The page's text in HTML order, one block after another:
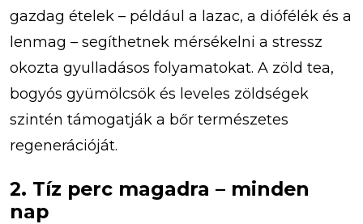
gazdag ételek – például a lazac, a diófélék és a
lenmag – segíthetnek mérsékelni a stressz
okozta gyulladásos folyamatokat. A zöld tea,
bogyós gyümölcsök és leveles zöldségek
szintén támogatják a bőr természetes
regenerációját.
2. Tíz perc magadra – minden
nap